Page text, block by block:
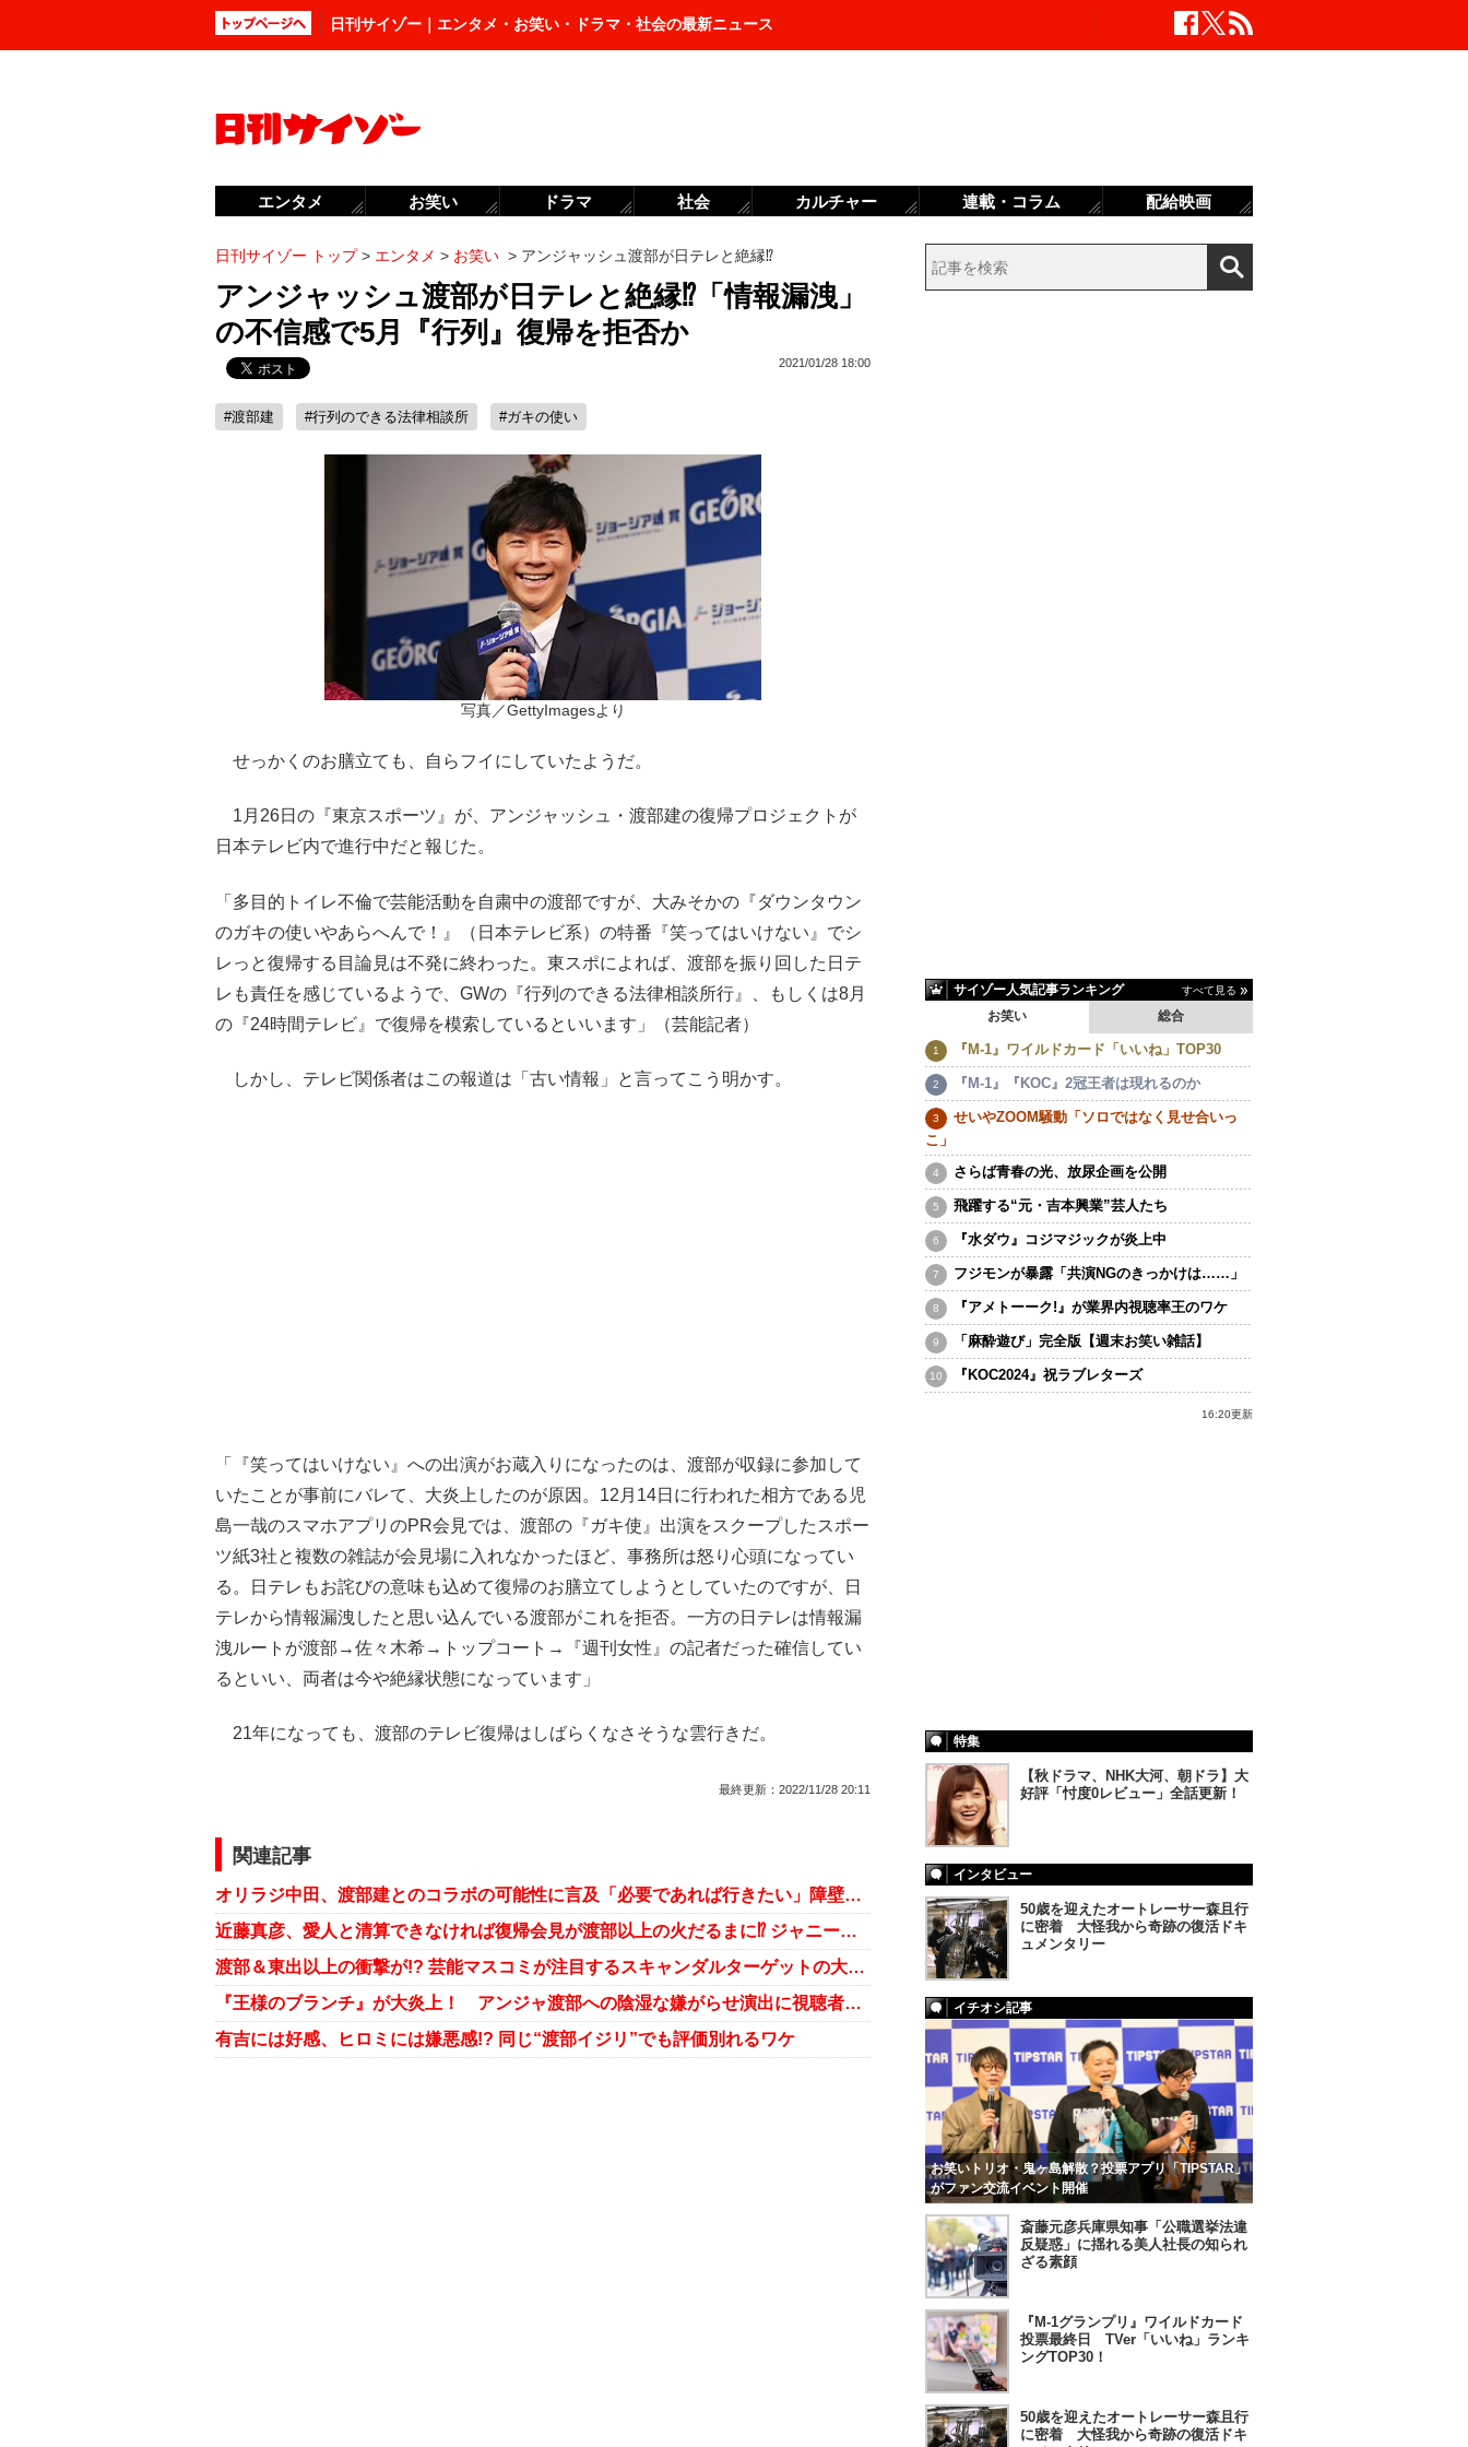
日刊サイゾー｜エンタメ・お笑い・ドラマ・社会の最新ニュース
日刊サイゾー トップ> エンタメ > お笑い > アンジャッシュ渡部が日テレと絶縁⁉
アンジャッシュ渡部が日テレと絶縁⁉「情報漏洩」
の不信感で5月『行列』復帰を拒否か
2021/01/28 18:00
#渡部建 #行列のできる法律相談所 #ガキの使い
写真／GettyImagesより
せっかくのお膳立ても、自らフイにしていたようだ。
1月26日の『東京スポーツ』が、アンジャッシュ・渡部建の復帰プロジェクトが
日本テレビ内で進行中だと報じた。
「多目的トイレ不倫で芸能活動を自粛中の渡部ですが、大みそかの『ダウンタウン
のガキの使いやあらへんで！』（日本テレビ系）の特番『笑ってはいけない』でシ
レっと復帰する目論見は不発に終わった。東スポによれば、渡部を振り回した日テ
レも責任を感じているようで、GWの『行列のできる法律相談所行』、もしくは8月
の『24時間テレビ』で復帰を模索しているといいます」（芸能記者）
しかし、テレビ関係者はこの報道は「古い情報」と言ってこう明かす。
「『笑ってはいけない』への出演がお蔵入りになったのは、渡部が収録に参加して
いたことが事前にバレて、大炎上したのが原因。12月14日に行われた相方である児
島一哉のスマホアプリのPR会見では、渡部の『ガキ使』出演をスクープしたスポー
ツ紙3社と複数の雑誌が会見場に入れなかったほど、事務所は怒り心頭になってい
る。日テレもお詫びの意味も込めて復帰のお膳立てしようとしていたのですが、日
テレから情報漏洩したと思い込んでいる渡部がこれを拒否。一方の日テレは情報漏
洩ルートが渡部→佐々木希→トップコート→『週刊女性』の記者だった確信してい
るといい、両者は今や絶縁状態になっています」
21年になっても、渡部のテレビ復帰はしばらくなさそうな雲行きだ。
最終更新： 2022/11/28 20:11
関連記事
オリラジ中田、渡部建とのコラボの可能性に言及「必要であれば行きたい」障壁となるのは吉本への配慮？
近藤真彦、愛人と清算できなければ復帰会見が渡部以上の火だるまに⁉ ジャニーズも苦悩
渡部＆東出以上の衝撃が!? 芸能マスコミが注目するスキャンダルターゲットの大物タレントはだれだ!?
『王様のブランチ』が大炎上！ アンジャ渡部への陰湿な嫌がらせ演出に視聴者と芸人から批判殺到
有吉には好感、ヒロミには嫌悪感!? 同じ“渡部イジリ”でも評価別れるワケ
サイゾー人気記事ランキング すべて見る
お笑い 総合
『M-1』ワイルドカード「いいね」TOP30
『M-1』『KOC』2冠王者は現れるのか
せいやZOOM騒動「ソロではなく見せ合いっ
こ」
さらば青春の光、放尿企画を公開
飛躍する“元・吉本興業”芸人たち
『水ダウ』コジマジックが炎上中
フジモンが暴露「共演NGのきっかけは……」
『アメトーーク!』が業界内視聴率王のワケ
「麻酔遊び」完全版【週末お笑い雑話】
『KOC2024』祝ラブレターズ
16:20更新
特集
【秋ドラマ、NHK大河、朝ドラ】大
好評「忖度0レビュー」全話更新！
インタビュー
50歳を迎えたオートレーサー森且行
に密着 大怪我から奇跡の復活ドキ
ュメンタリー
イチオシ記事
お笑いトリオ・鬼ヶ島解散？投票アプリ「TIPSTAR」
がファン交流イベント開催
斎藤元彦兵庫県知事「公職選挙法違
反疑惑」に揺れる美人社長の知られ
ざる素顔
『M-1グランプリ』ワイルドカード
投票最終日 TVer「いいね」ランキ
ングTOP30！
50歳を迎えたオートレーサー森且行
に密着 大怪我から奇跡の復活ドキ
エンタメ お笑い ドラマ 社会 カルチャー 連載・コラム 配給映画